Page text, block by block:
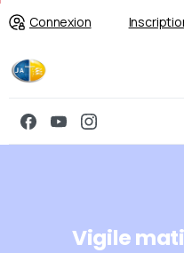
Connexion
Vigile